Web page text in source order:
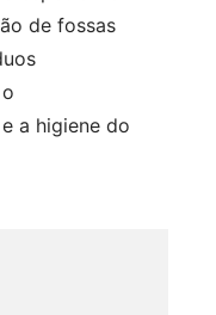
de fossas
a higiene do